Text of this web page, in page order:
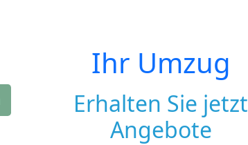
Ihr Umzug
Erhalten Sie jetzt
Angebote